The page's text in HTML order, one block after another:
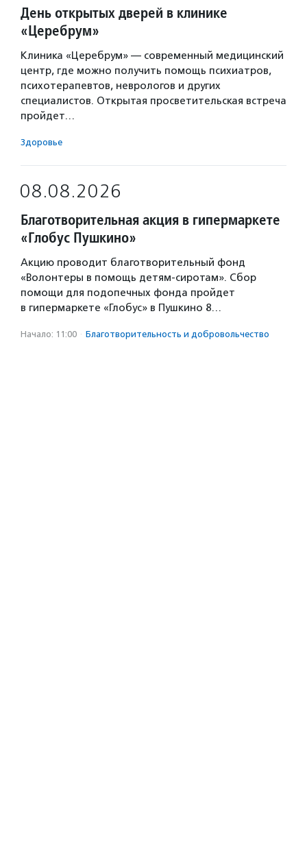
День открытых дверей в клинике
«Церебрум»
Клиника «Церебрум» — современный медицинский
центр, где можно получить помощь психиатров,
психотерапевтов, неврологов и других
специалистов. Открытая просветительская встреча
пройдет…
Здоровье
08.08.2026
Благотворительная акция в гипермаркете
«Глобус Пушкино»
Акцию проводит благотворительный фонд
«Волонтеры в помощь детям-сиротам». Сбор
помощи для подопечных фонда пройдет
в гипермаркете «Глобус» в Пушкино 8…
Начало: 11:00 · Благотвори­тель­ность и доброволь­чест­во